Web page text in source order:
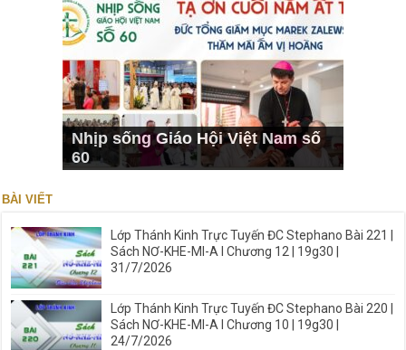
Nhịp sống Giáo Hội Việt Nam số
60
BÀI VIẾT
Lớp Thánh Kinh Trực Tuyến ĐC Stephano Bài 221 |
Sách NƠ-KHE-MI-A I Chương 12 | 19g30 |
31/7/2026
Lớp Thánh Kinh Trực Tuyến ĐC Stephano Bài 220 |
Sách NƠ-KHE-MI-A I Chương 10 | 19g30 |
24/7/2026